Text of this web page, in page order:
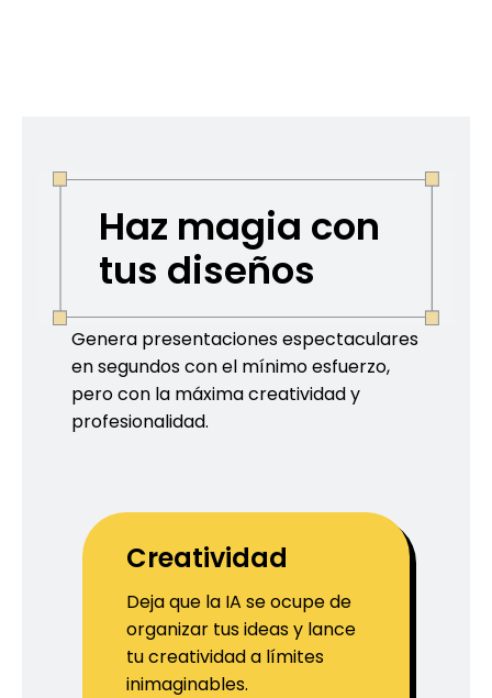
Haz magia con
tus diseños
Genera presentaciones espectaculares
en segundos con el mínimo esfuerzo,
pero con la máxima creatividad y
profesionalidad.
Creatividad
Deja que la IA se ocupe de
organizar tus ideas y lance
tu creatividad a límites
inimaginables.